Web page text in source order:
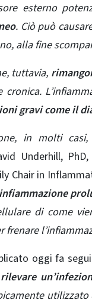
esterno
. Ciò può
alla fine
tuttavia,
cronica.
gravi come il
in molti
Underhill,
Chair in
di come
oggi fa